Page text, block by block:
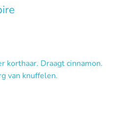
korthaar. Draagt cinnamon.
van knuffelen.